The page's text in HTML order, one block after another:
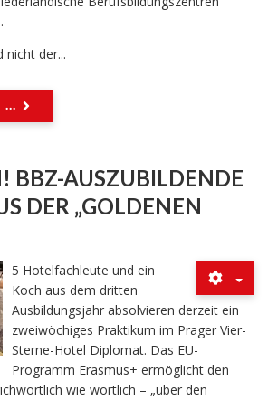
nicht der...
...
BBZ-AUSZUBILDENDE
DER „GOLDENEN S
5 Hotelfachleute und ein
Koch aus dem dritten
Ausbildungsjahr absolvieren derzeit ein
zweiwöchiges Praktikum im Prager Vier-
Sterne-Hotel Diplomat. Das EU-
Programm Erasmus+ ermöglicht den
wie wörtlich – „über den